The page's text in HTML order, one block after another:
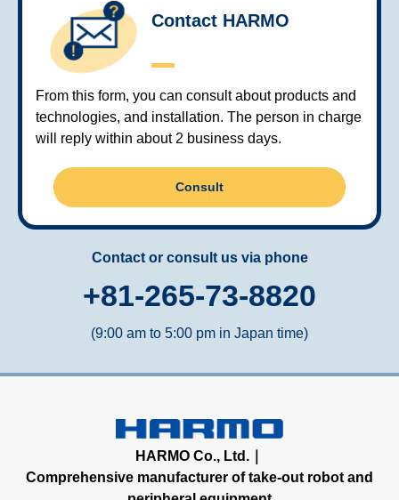
Contact HARMO
From this form, you can consult about products and
technologies, and installation. The person in charge
will reply within about 2 business days.
Consult
Contact or consult us via phone
+81-265-73-8820
(9:00 am to 5:00 pm in Japan time)
HARMO Co., Ltd.｜
Comprehensive manufacturer of take-out robot and